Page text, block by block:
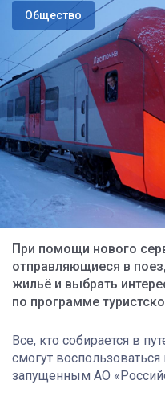
Общество
При помощи нового
отправляющиеся в
жильё и выбрать
по программе
Все, кто собирается в
смогут
запущенным АО